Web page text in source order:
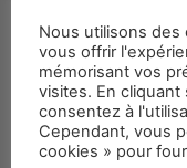
Les
Nous utilisons des
vous offrir
mémorisant vos
visites. En cliquant
consentez à
Cependant, vous
cookies » pour